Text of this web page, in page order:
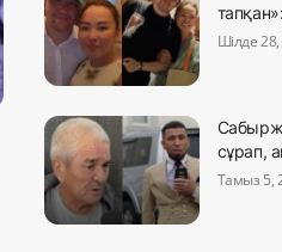
Шілде
сұрап,
Тамыз 5,